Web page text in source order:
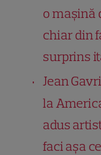
o mașină
chiar din
surprins
Jean
la
adus
faci așa